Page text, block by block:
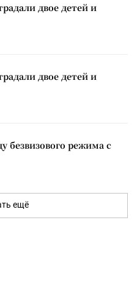
двое детей и
двое детей и
безвизового режима с
ещё